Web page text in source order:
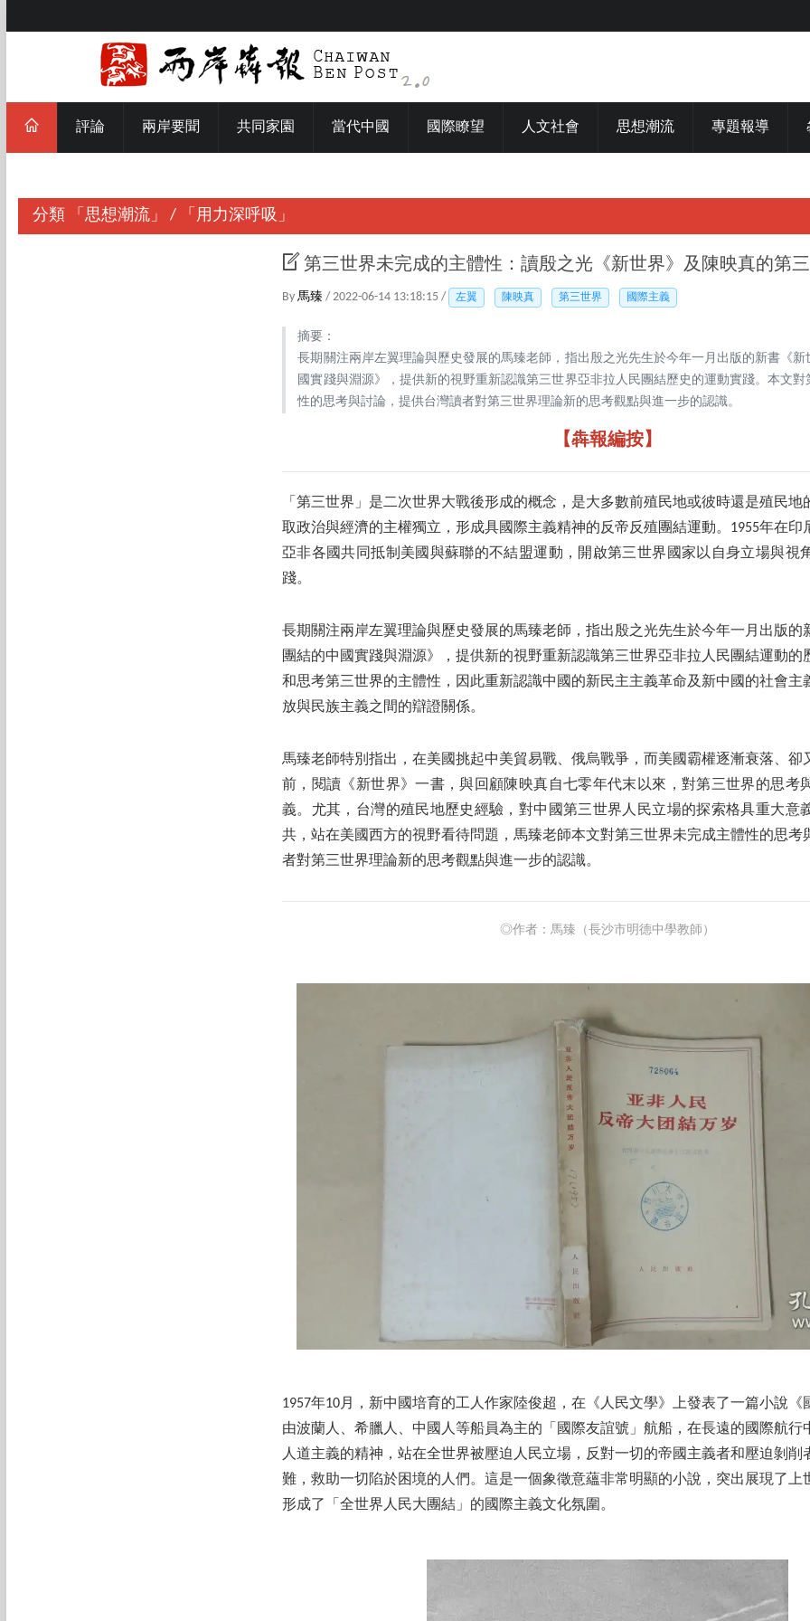
評論 兩岸要聞 共同家園 當代中國 國際瞭望 人文社會 思想潮流 專題報導
分類 「思想潮流」 / 「用力深呼吸」
第三世界未完成的主體性：讀殷之光《新世界》及陳映真的第
By 馬臻 / 2022-06-14 13:18:15 / 左翼 陳映真 第三世界 國際主義
摘要：
長期關注兩岸左翼理論與歷史發展的馬臻老師，指出殷之光先生於今年一月出版的新書《
國實踐與淵源》，提供新的視野重新認識第三世界亞非拉人民團結歷史的運動實踐。本文
性的思考與討論，提供台灣讀者對第三世界理論新的思考觀點與進一步的認識。
【犇報編按】
「第三世界」是二次世界大戰後形成的概念，是大多數前殖民地或彼時還是殖民地
取政治與經濟的主權獨立，形成具國際主義精神的反帝反殖團結運動。1955年在印
亞非各國共同抵制美國與蘇聯的不結盟運動，開啟第三世界國家以自身立場與視
踐。
長期關注兩岸左翼理論與歷史發展的馬臻老師，指出殷之光先生於今年一月出版的
團結的中國實踐與淵源》，提供新的視野重新認識第三世界亞非拉人民團結運動的
和思考第三世界的主體性，因此重新認識中國的新民主主義革命及新中國的社會主
放與民族主義之間的辯證關係。
馬臻老師特別指出，在美國挑起中美貿易戰、俄烏戰爭，而美國霸權逐漸衰落、卻
前，閱讀《新世界》一書，與回顧陳映真自七零年代末以來，對第三世界的思考
義。尤其，台灣的殖民地歷史經驗，對中國第三世界人民立場的探索格具重大意
共，站在美國西方的視野看待問題，馬臻老師本文對第三世界未完成主體性的思考
者對第三世界理論新的思考觀點與進一步的認識。
◎作者：馬臻（長沙市明德中學教師）
1957年10月，新中國培育的工人作家陸俊超，在《人民文學》上發表了一篇小說《
由波蘭人、希臘人、中國人等船員為主的「國際友誼號」航船，在長遠的國際航行
人道主義的精神，站在全世界被壓迫人民立場，反對一切的帝國主義者和壓迫剝削
難，救助一切陷於困境的人們。這是一個象徵意蘊非常明顯的小說，突出展現了上
形成了「全世界人民大團結」的國際主義文化氛圍。